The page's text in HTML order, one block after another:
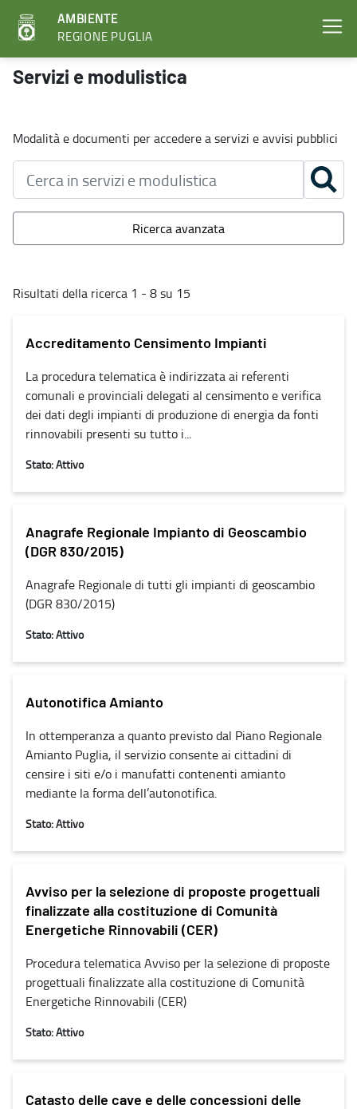
AMBIENTE
REGIONE PUGLIA
Servizi e modulistica - Ambiente
Servizi e modulistica
Modalità e documenti per accedere a servizi e avvisi pubblici
Ricerca avanzata
Risultati della ricerca 1 - 8 su 15
Accreditamento Censimento Impianti
La procedura telematica è indirizzata ai referenti
comunali e provinciali delegati al censimento e verifica
dei dati degli impianti di produzione di energia da fonti
rinnovabili presenti su tutto i...
Stato: Attivo
Anagrafe Regionale Impianto di Geoscambio
(DGR 830/2015)
Anagrafe Regionale di tutti gli impianti di geoscambio
(DGR 830/2015)
Stato: Attivo
Autonotifica Amianto
In ottemperanza a quanto previsto dal Piano Regionale
Amianto Puglia, il servizio consente ai cittadini di
censire i siti e/o i manufatti contenenti amianto
mediante la forma dell’autonotifica.
Stato: Attivo
Avviso per la selezione di proposte progettuali
finalizzate alla costituzione di Comunità
Energetiche Rinnovabili (CER)
Procedura telematica Avviso per la selezione di proposte
progettuali finalizzate alla costituzione di Comunità
Energetiche Rinnovabili (CER)
Stato: Attivo
Catasto delle cave e delle concessioni delle